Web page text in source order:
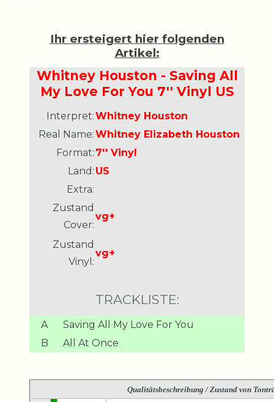
Ihr ersteigert hier folgenden
Artikel:
Whitney Houston - Saving All
My Love For You 7'' Vinyl US
Interpret:Whitney Houston
Real Name:Whitney Elizabeth Houston
Format: 7'' Vinyl
Land: US
Extra:
Zustand
Cover:
vg+
Zustand
Vinyl:
vg+
TRACKLISTE:
A
Saving All My Love For You
B
All At Once
Qualitätsbeschreibung / Zustand von